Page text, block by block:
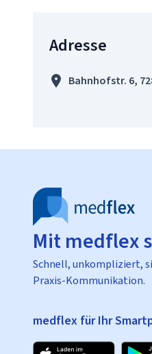
Adresse
Bahnhofstr. 6,
Mit medflex
Schnell, unkompliziert,
Praxis-Kommunikation.
medflex für Ihr